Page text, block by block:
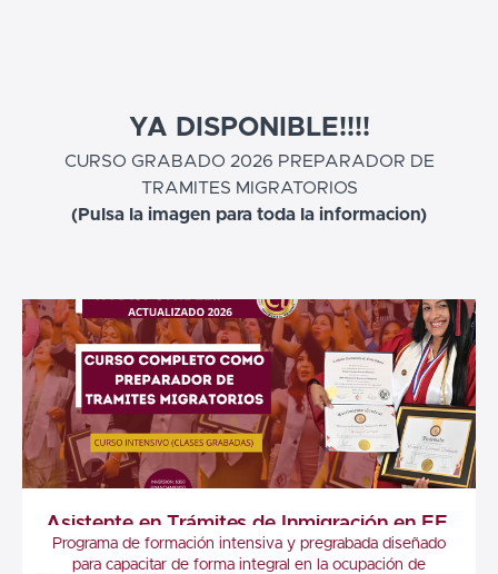
YA DISPONIBLE!!!!
CURSO GRABADO 2026 PREPARADOR DE
TRAMITES MIGRATORIOS
(Pulsa la imagen para toda la informacion)
Asistente en Trámites de Inmigración en EE.
UU. 2026 / U.S. Immigration Procedures
Assistance 2026
Programa de formación intensiva y pregrabada diseñado
para capacitar de forma integral en la ocupación de